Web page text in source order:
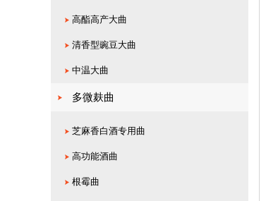
高酯高产大曲
清香型豌豆大曲
中温大曲
多微麸曲
芝麻香白酒专用曲
高功能酒曲
根霉曲